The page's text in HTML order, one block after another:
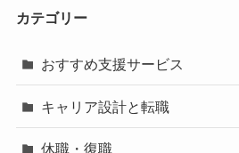
カテゴリー
おすすめ支援サービス
キャリア設計と転職
休職・復職